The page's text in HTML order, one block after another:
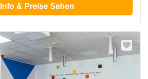
Info & Preise Sehen